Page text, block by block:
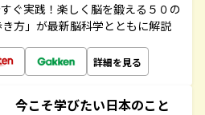
ぐ実践！楽しく脳を鍛える５０の
方」が最新脳科学とともに解説
詳細を見る
今こそ学びたい日本のこと